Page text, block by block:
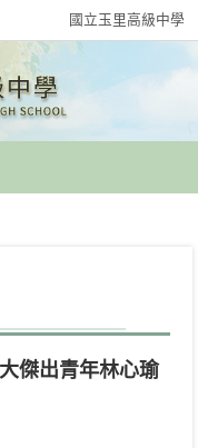
國立玉里高級中學
傑出青年林心瑜